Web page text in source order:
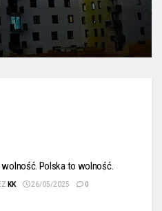
Polska to wolność.
KK 26/05/2025 0